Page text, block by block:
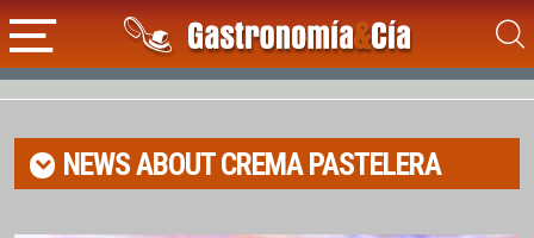
NEWS ABOUTCREMA PASTELERA